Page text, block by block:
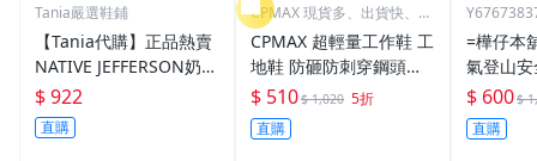
Tania嚴選鞋鋪
【Tania代購】正品熱賣
NATIVE JEFFERSON奶油
頭涼鞋沙灘洞洞鞋 情侶
鞋 限時特惠 M3~M10
$ 922
直購
CPMAX 現貨多、出貨快、最
超值
CPMAX 超輕量工作鞋 工
地鞋 防砸防刺穿鋼頭鞋
防砸 防刺穿 輕便 防臭
輕軟舒適透氣 【S95】
$ 510$ 1,020 5折
直購
=樺仔本
氣登山
保鞋 工
防刺穿
勞工鞋
$ 600$
直購